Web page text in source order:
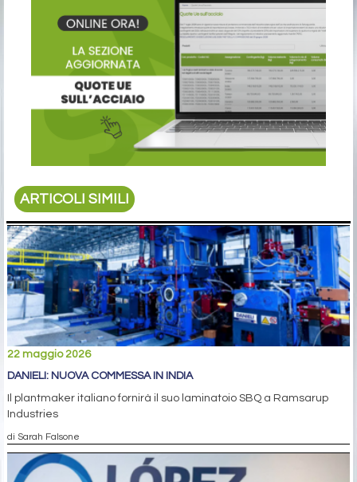
ARTICOLI SIMILI
22 maggio 2026
DANIELI: NUOVA COMMESSA IN INDIA
Il plantmaker italiano fornirà il suo laminatoio SBQ a Ramsarup
Industries
di Sarah Falsone